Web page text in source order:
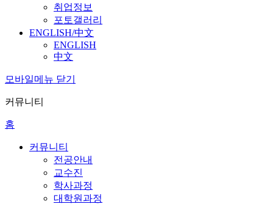
취업정보
포토갤러리
ENGLISH/中文
ENGLISH
中文
모바일메뉴 닫기
커뮤니티
홈
커뮤니티
전공안내
교수진
학사과정
대학원과정